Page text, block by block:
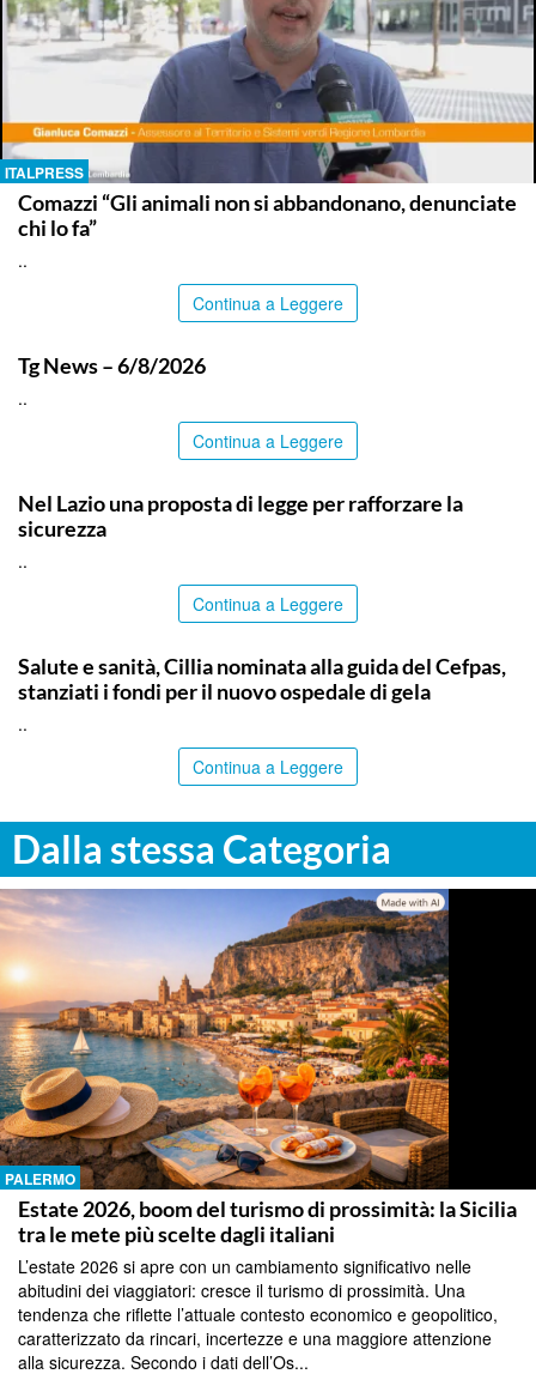
ITALPRESS
Comazzi “Gli animali non si abbandonano, denunciate
chi lo fa”
..
Continua a Leggere
Tg News – 6/8/2026
..
Continua a Leggere
Nel Lazio una proposta di legge per rafforzare la
sicurezza
..
Continua a Leggere
Salute e sanità, Cillia nominata alla guida del Cefpas,
stanziati i fondi per il nuovo ospedale di gela
..
Continua a Leggere
Dalla stessa Categoria
PALERMO
Estate 2026, boom del turismo di prossimità: la Sicilia
tra le mete più scelte dagli italiani
L’estate 2026 si apre con un cambiamento significativo nelle
abitudini dei viaggiatori: cresce il turismo di prossimità. Una
tendenza che riflette l’attuale contesto economico e geopolitico,
caratterizzato da rincari, incertezze e una maggiore attenzione
alla sicurezza. Secondo i dati dell’Os...